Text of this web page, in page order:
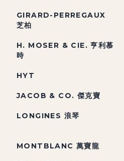
GIRARD-PERREGAUX
芝柏
H. MOSER & CIE. 亨利慕
時
HYT
JACOB & CO. 傑克寶
LONGINES 浪琴
MONTBLANC 萬寶龍